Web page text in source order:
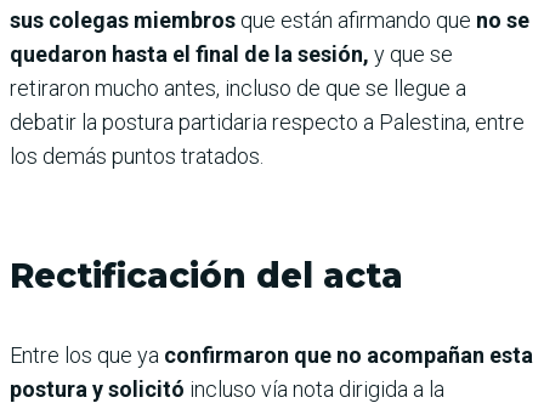
sus colegas miembros que están afirmando que no se
quedaron hasta el final de la sesión, y que se
retiraron mucho antes, incluso de que se llegue a
debatir la postura partidaria respecto a Palestina, entre
los demás puntos tratados.
Rectificación del acta
Entre los que ya confirmaron que no acompañan esta
postura y solicitó incluso vía nota dirigida a la